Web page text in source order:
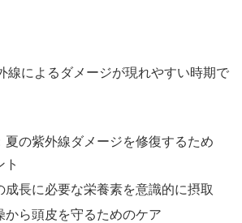
線によるダメージが現れやすい時期で
夏の紫外線ダメージを修復するため
ト
成長に必要な栄養素を意識的に摂取
から頭皮を守るためのケア